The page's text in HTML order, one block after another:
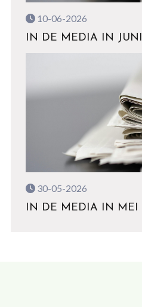
10-06-2026
IN DE MEDIA IN JUNI
30-05-2026
IN DE MEDIA IN MEI